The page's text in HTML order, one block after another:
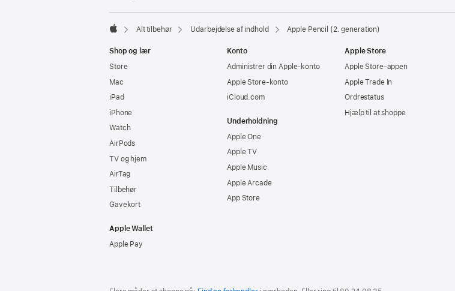
Alt tilbehør Udarbejdelse af indhold Apple Pencil (2. generation)
Shop og lær
Store
Mac
iPad
iPhone
Watch
AirPods
TV og hjem
AirTag
Tilbehør
Gavekort
Apple Wallet
Apple Pay
Konto
Administrer din Apple-konto
Apple Store-konto
iCloud.com
Underholdning
Apple One
Apple TV
Apple Music
Apple Arcade
App Store
Apple Store
Apple Store-appen
Apple Trade In
Ordrestatus
Hjælp til at shoppe